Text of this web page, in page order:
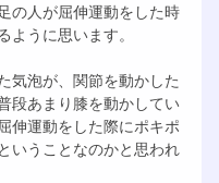
の人が屈伸運動をした時
うに思います。
気泡が、関節を動かした
段あまり膝を動かしてい
伸運動をした際にポキポ
いうことなのかと思われ